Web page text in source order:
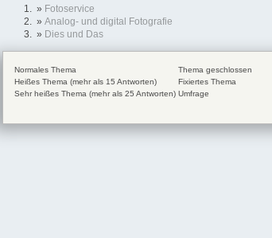
» Fotoservice
» Analog- und digital Fotografie
» Dies und Das
Normales Thema
Heißes Thema (mehr als 15 Antworten)
Sehr heißes Thema (mehr als 25 Antworten)
Thema geschlossen
Fixiertes Thema
Umfrage